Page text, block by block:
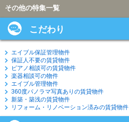
その他の特集一覧
こだわり
エイブル保証管理物件
保証人不要の賃貸物件
ピアノ相談可の賃貸物件
楽器相談可の物件
エイブル管理物件
360度パノラマ写真ありの賃貸物件
新築・築浅の賃貸物件
リフォーム・リノベーション済みの賃貸物件